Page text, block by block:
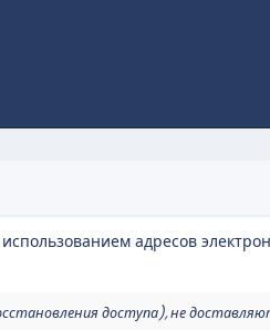
адресов
доступа), не